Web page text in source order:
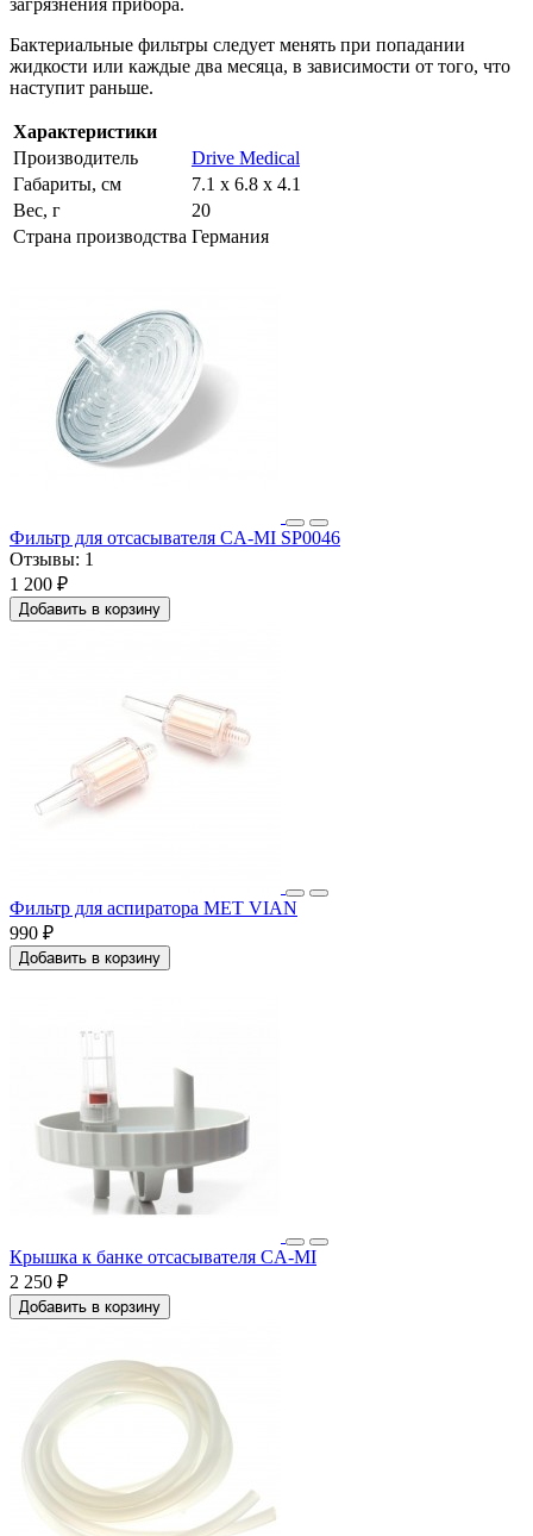
Бактериальные фильтры следует менять при попадании
жидкости или каждые два месяца, в зависимости от того, что
наступит раньше.
Характеристики
Производитель
Drive Medical
Габариты, см
7.1 x 6.8 x 4.1
Вес, г
20
Страна производства Германия
Фильтр для отсасывателя CA-MI SP0046
Отзывы: 1
1 200 ₽
Добавить в корзину
Фильтр для аспиратора МЕТ VIAN
990 ₽
Добавить в корзину
Крышка к банке отсасывателя CA-MI
2 250 ₽
Добавить в корзину